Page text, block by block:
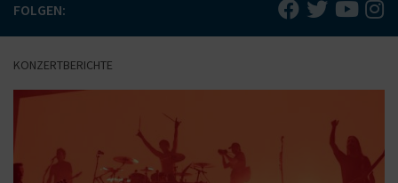
FOLGEN:
KONZERTBERICHTE